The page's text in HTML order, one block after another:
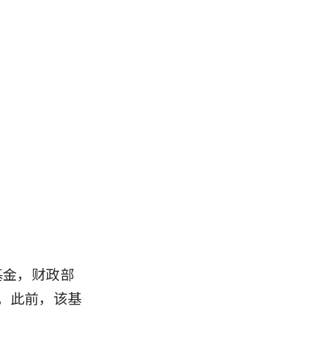
，财政部
此前，该基